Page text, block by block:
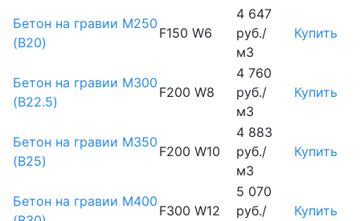
Бетон на гравии М250
(B20)
F150 W6
4 647
руб./
м3
Купить
Бетон на гравии М300
(B22.5)
F200 W8
4 760
руб./
м3
Купить
Бетон на гравии М350
(B25)
F200 W10
4 883
руб./
м3
Купить
Бетон на гравии М400
F300 W12
5 070
руб./
Купить